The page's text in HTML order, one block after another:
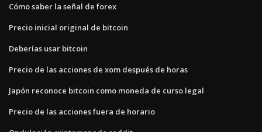
Cómo saber la señal de forex
Precio inicial original de bitcoin
Deberías usar bitcoin
Precio de las acciones de xom después de horas
Japón reconoce bitcoin como moneda de curso legal
Precio de las acciones fuera de horario